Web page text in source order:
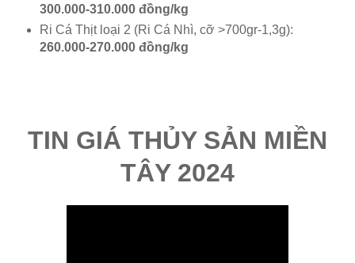
300.000-310.000 đồng/kg
Ri Cá Thịt loại 2 (Ri Cá Nhì, cỡ >700gr-1,3g):
260.000-270.000 đồng/kg
TIN GIÁ THỦY SẢN MIỀN
TÂY 2024